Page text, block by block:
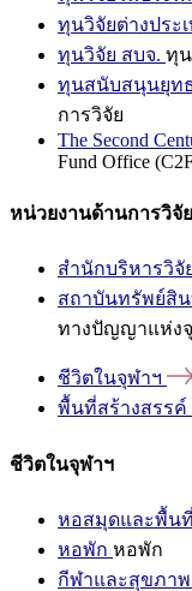
ทุนวิจัยต่างประ
ทุนวิจัย สบจ. ทุน
ทุนสนับสนุนยุท
การวิจัย
The Second
Fund Office
หน่วยงานด้านการวิจัย
สำนักบริหารวิจั
สถาบันทรัพย์สิ
ทางปัญญาแห่ง
ชีวิตในจุฬาฯ
พื้นที่สร้างสรรค์
ชีวิตในจุฬาฯ
หอสมุดและพื้น
หอพัก หอพัก
กีฬาและสุขภา